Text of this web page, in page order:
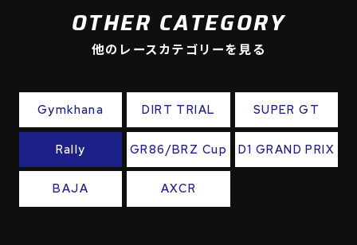
OTHER CATEGORY
他のレースカテゴリーを見る
Gymkhana DIRT TRIAL SUPER GT
Rally GR86/BRZ Cup D1 GRAND PRIX
BAJA AXCR